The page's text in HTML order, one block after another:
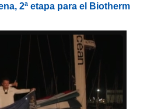
2ª etapa para el Biotherm